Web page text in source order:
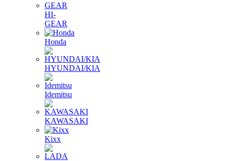
HI-
GEAR
Honda
HYUNDAI/KIA
Idemitsu
KAWASAKI
Kixx